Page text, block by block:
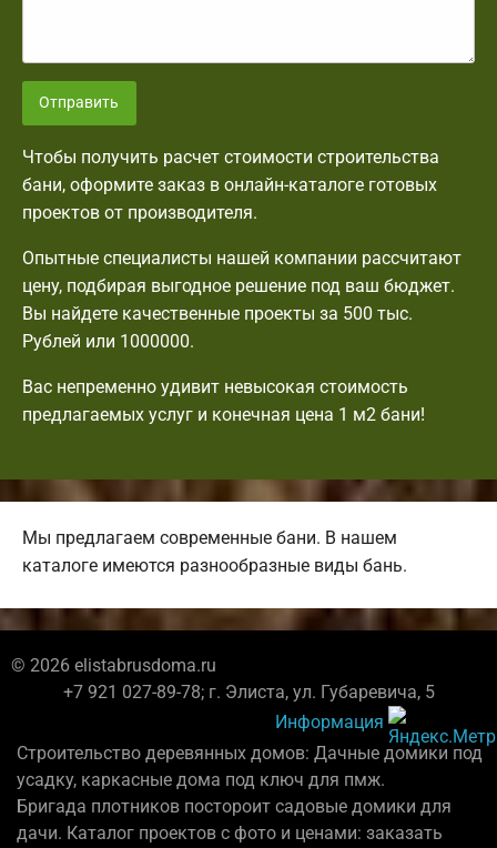
Отправить
Чтобы получить расчет стоимости строительства
бани, оформите заказ в онлайн-каталоге готовых
проектов от производителя.
Опытные специалисты нашей компании рассчитают
цену, подбирая выгодное решение под ваш бюджет.
Вы найдете качественные проекты за 500 тыс.
Рублей или 1000000.
Вас непременно удивит невысокая стоимость
предлагаемых услуг и конечная цена 1 м2 бани!
Мы предлагаем современные бани. В нашем
каталоге имеются разнообразные виды бань.
© 2026 elistabrusdoma.ru
+7 921 027-89-78; г. Элиста, ул. Губаревича, 5
Информация
Строительство деревянных домов: Дачные домики под
усадку, каркасные дома под ключ для пмж.
Бригада плотников постороит садовые домики для
дачи. Каталог проектов с фото и ценами: заказать